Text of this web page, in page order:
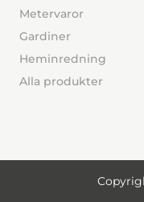
Metervaror
Gardiner
Heminredning
Alla produkter